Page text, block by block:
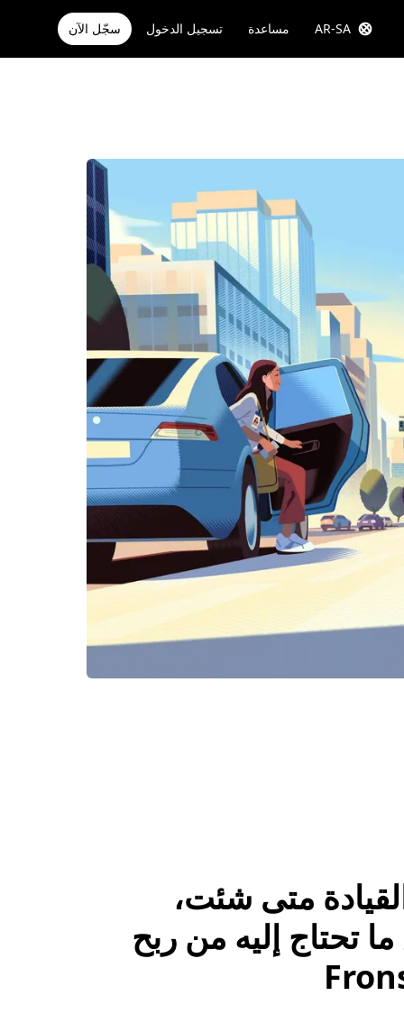
AR-SA مساعدة تسجيل الدخول سجّل الآن
متى شئت،
تحتاج إليه من ربح